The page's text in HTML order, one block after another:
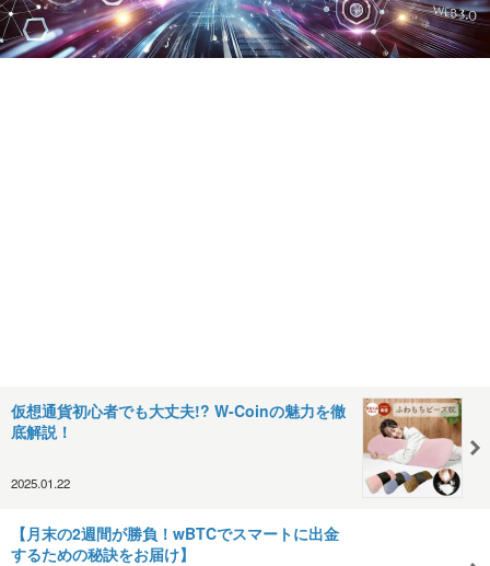
仮想通貨初心者でも大丈夫!? W-Coinの魅力を徹
底解説！
2025.01.22
【月末の2週間が勝負！wBTCでスマートに出金
するための秘訣をお届け】